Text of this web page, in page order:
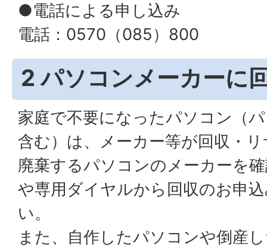
●電話による申し込み
電話：0570（085）800
2 パソコンメーカーに
家庭で不要になったパソコン（
含む）は、メーカー等が回収・
廃棄するパソコンのメーカーを
や専用ダイヤルから回収のお申
い。
また、自作したパソコンや倒産